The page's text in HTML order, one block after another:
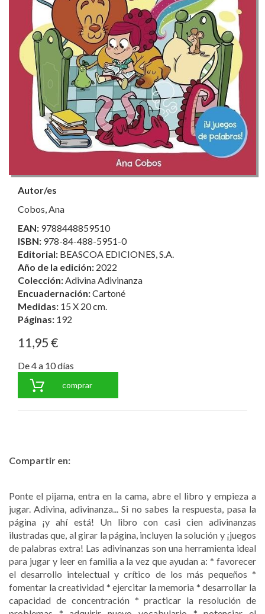
Autor/es
Cobos, Ana
EAN: 9788448859510
ISBN: 978-84-488-5951-0
Editorial: BEASCOA EDICIONES, S.A.
Año de la edición: 2022
Colección: Adivina Adivinanza
Encuadernación:Cartoné
Medidas: 15 X 20 cm.
Páginas: 192
11,95 €
De 4 a 10 días
comprar
Compartir en:
Ponte el pijama, entra en la cama, abre el libro y empieza a
jugar. Adivina, adivinanza... Si no sabes la respuesta, pasa la
página ¡y ahí está! Un libro con casi cien adivinanzas
ilustradas que, al girar la página, incluyen la solución y ¡juegos
de palabras extra! Las adivinanzas son una herramienta ideal
para jugar y leer en familia a la vez que ayudan a: * favorecer
el desarrollo intelectual y crítico de los más pequeños *
fomentar la creatividad * ejercitar la memoria * desarrollar la
capacidad de concentración * practicar la resolución de